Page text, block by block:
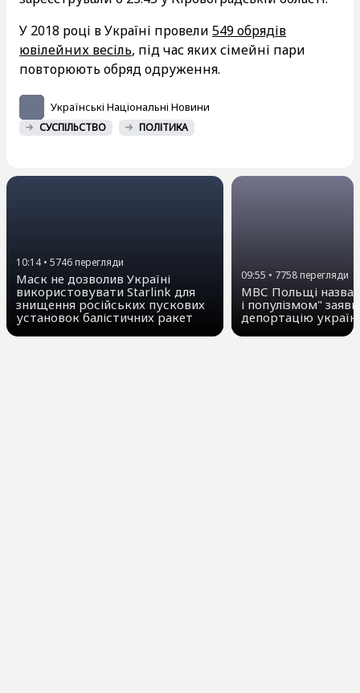
У 2018 році в Україні провели 549 обрядів
ювілейних весіль, під час яких сімейні пари
повторюють обряд одруження.
Українські Національні Новини
СУСПІЛЬСТВО ПОЛІТИКА
10:14 • 5746перегляди
Маск не дозволив Україні
використовувати Starlink для
знищення російських пускових
установок балістичних ракет
09:55 • 7758перегляди
МВС Польщі
і популізмом"
депортацію